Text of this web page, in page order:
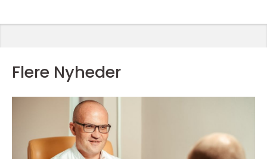
Flere Nyheder